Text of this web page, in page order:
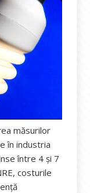
măsurilor
în industria
între 4 și 7
costurile